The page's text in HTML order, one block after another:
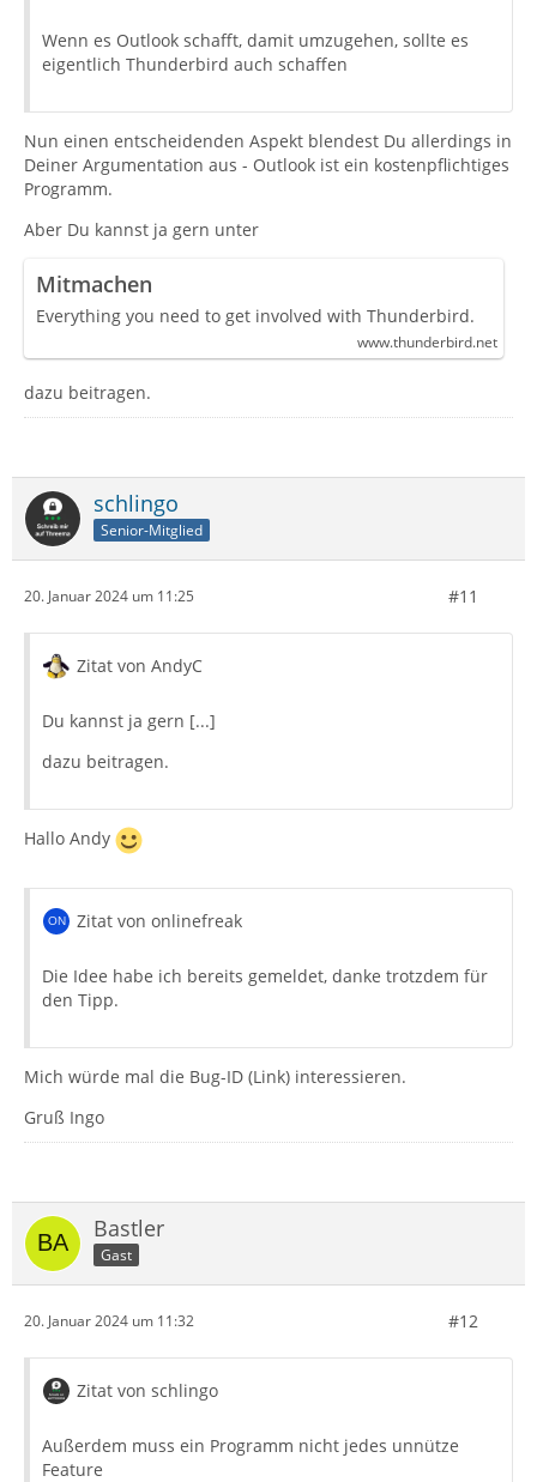
Wenn es Outlook schafft, damit umzugehen, sollte es
eigentlich Thunderbird auch schaffen
Nun einen entscheidenden Aspekt blendest Du allerdings in
Deiner Argumentation aus - Outlook ist ein kostenpflichtiges
Programm.
Aber Du kannst ja gern unter
Mitmachen
Everything you need to get involved with Thunderbird.
www.thunderbird.net
dazu beitragen.
schlingo
Senior-Mitglied
20. Januar 2024 um 11:25 #11
Zitat von AndyC
Du kannst ja gern [...]
dazu beitragen.
Hallo Andy
Zitat von onlinefreak
Die Idee habe ich bereits gemeldet, danke trotzdem für
den Tipp.
Mich würde mal die Bug-ID (Link) interessieren.
Gruß Ingo
Bastler
Gast
20. Januar 2024 um 11:32 #12
Zitat von schlingo
Außerdem muss ein Programm nicht jedes unnütze
Feature